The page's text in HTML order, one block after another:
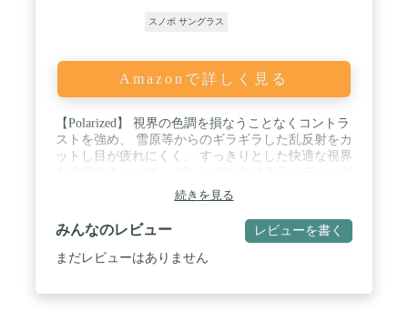
なたの友人にとって素晴らしいギフトアイデアにな
スノボ サングラス
Amazonで詳しく見る
【Polarized】 視界の色調を損なうことなくコントラ
ストを強め、 雪原等からのギラギラした乱反射をカ
ットし目が疲れにくく、 すっきりとした快適な視界
面の状況把握等で 通常のレンズとは違った効果を発
揮します。 / ■付属品■ ネオプレン製ロゴ入りケース
付 / ・vidg00257：Black Soft × Black Smoke Polarized
・vidg00258：Black Soft × Blue Mirror Polarized / ・
vidg00277：Wood Matte × Flash Mirror Polarized ・
続きを見る
みんなのレビュー レビューを書く
まだレビューはありません